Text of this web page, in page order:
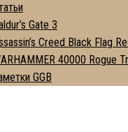
Gate 3
Creed Black Flag
40000 Rogue
GGB